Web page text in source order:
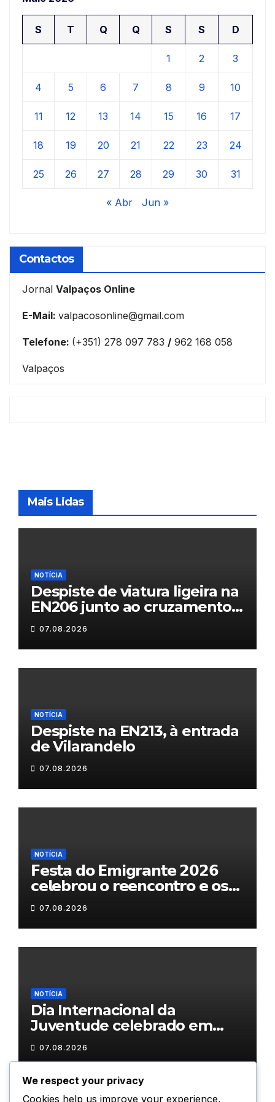
S T Q Q S S D
1 2 3
4 5 6 7 8 9 10
11 12 13 14 15 16 17
18 19 20 21 22 23 24
25 26 27 28 29 30 31
« Abr Jun »
Contactos
Jornal Valpaços Online
E-Mail: valpacosonline@gmail.com
Telefone: (+351) 278 097 783 / 962 168 058
Valpaços
Mais Lidas
NOTÍCIA
Despiste de viatura ligeira na
EN206 junto ao cruzamento
Fornos do Pinhal
07.08.2026
NOTÍCIA
Despiste na EN213, à entrada
de Vilarandelo
07.08.2026
NOTÍCIA
𝗙𝗲𝘀𝘁𝗮 𝗱𝗼 𝗘𝗺𝗶𝗴𝗿𝗮𝗻𝘁𝗲 𝟮𝟬𝟮𝟲
𝗰𝗲𝗹𝗲𝗯𝗿𝗼𝘂 𝗼 𝗿𝗲𝗲𝗻𝗰𝗼𝗻𝘁𝗿𝗼 𝗲 𝗼𝘀
𝗹𝗮𝗰̧𝗼𝘀 𝗾𝘂𝗲 𝘂𝗻𝗲𝗺 𝗠𝘂𝗿𝗰̧𝗮
07.08.2026
NOTÍCIA
Dia Internacional da
Juventude celebrado em
Chaves com atividades
gratuitas
07.08.2026
We respect your privacy
Cookies help us improve your experience,